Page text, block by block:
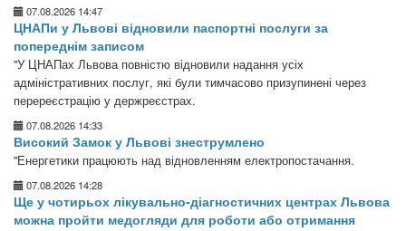
07.08.2026 14:47
ЦНАПи у Львові відновили паспортні послуги за
попереднім записом
"У ЦНАПах Львова повністю відновили надання усіх
адміністративних послуг, які були тимчасово призупинені через
перереєстрацію у держреєстрах.
07.08.2026 14:33
Високий Замок у Львові знеструмлено
"Енергетики працюють над відновленням електропостачання.
07.08.2026 14:28
Ще у чотирьох лікувально-діагностичних центрах Львова
можна пройти медогляди для роботи або отримання